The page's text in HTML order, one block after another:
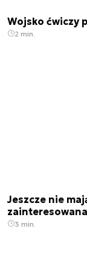
Wojsko ćwiczy
2 min.
Jeszcze nie
3 min.